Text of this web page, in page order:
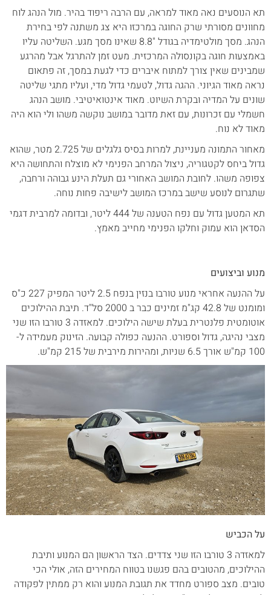
תא הנוסעים נאה מאוד למראה, עם הרבה ריפוד בהיר. מול הנהג לוח
מחוונים מסורתי שרק החוגה במרכזו היא צג משתנה לפי בחירת
הנהג. מסך מולטימדיה בגודל "8.8 שאינו מסך מגע. השליטה עליו
באמצעות חוגה בקונסולה המרכזית. מעט זמן להתרגל אבל מהרגע
שמבינים שאין צורך למתוח איברים כדי לגעת במסך, זה פתאום
נראה מאוד הגיוני. ההגה גדול, לטעמי גדול מדי, ועליו מתגי שליטה
שונים על המדיה ובקרת השיוט. מאוד אינטואיטיבי. מושב הנהג
חשמלי עם זכרונות, עם זאת מדובר במושב נוקשה משהו ולי הוא היה
מאוד לא נוח.
מאחור התמונה מעניינת, למרות בסיס גלגלים של 2.725 מטר, שהוא
גדול ביחס לקטגוריה, ניצול המרחב הפנימי לא מוצלח והתחושה היא
צפופה משהו. לחובת המושב האחורי גם תעלת הינע גבוהה ורחבה,
שתגרום לנוסע שישב במרכז המושב לישיבה פחות נוחה.
תא המטען גדול עם נפח הטענה של 444 ליטר, ובדומה למרבית דגמי
הסדאן הוא עמוק וחלקו הפנימי מחייב מאמץ.
מנוע וביצועים
על ההנעה אחראי מנוע טורבו בנזין בנפח 2.5 ליטר המפיק 227 כ"ס
ומומנט של 42.8 קג"מ זמינים כבר ב 2000 סל"ד. תיבת ההילוכים
אוטומטית פלנטרית בעלת שישה הילוכים. למאזדה 3 טורבו הזו שני
מצבי נהיגה, גדול וספורט. ההנעה כפולה קבועה. הזינוק מעמידה ל-
100 קמ"ש אורך 6.5 שניות, ומהירות מירבית של 215 קמ"ש.
על הכביש
למאזדה 3 טורבו הזו שני צדדים. הצד הראשון הם המנוע ותיבת
ההילוכים, מהטובים בהם פגשנו בטווח המחירים הזה, אולי הכי
טובים. מצב ספורט מחדד את תגובת המנוע והוא רק ממתין לפקודה